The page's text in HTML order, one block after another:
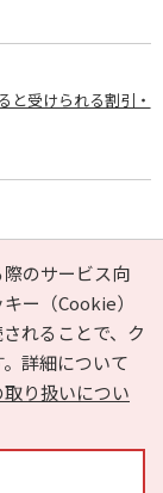
と受けられる割引・
のサービス向
ー（Cookie）
れることで、ク
詳細について
取り扱いについ
ヘルプ
運営会社
わせ